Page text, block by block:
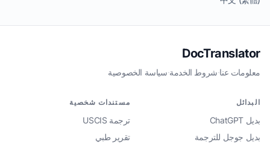
DocTranslator
معلومات عنا·شروط الخدمة·سياسة الخصوصية
البدائل
بديل ChatGPT
بديل جوجل للترجمة
مستندات شخصية
ترجمة USCIS
تقرير طبي